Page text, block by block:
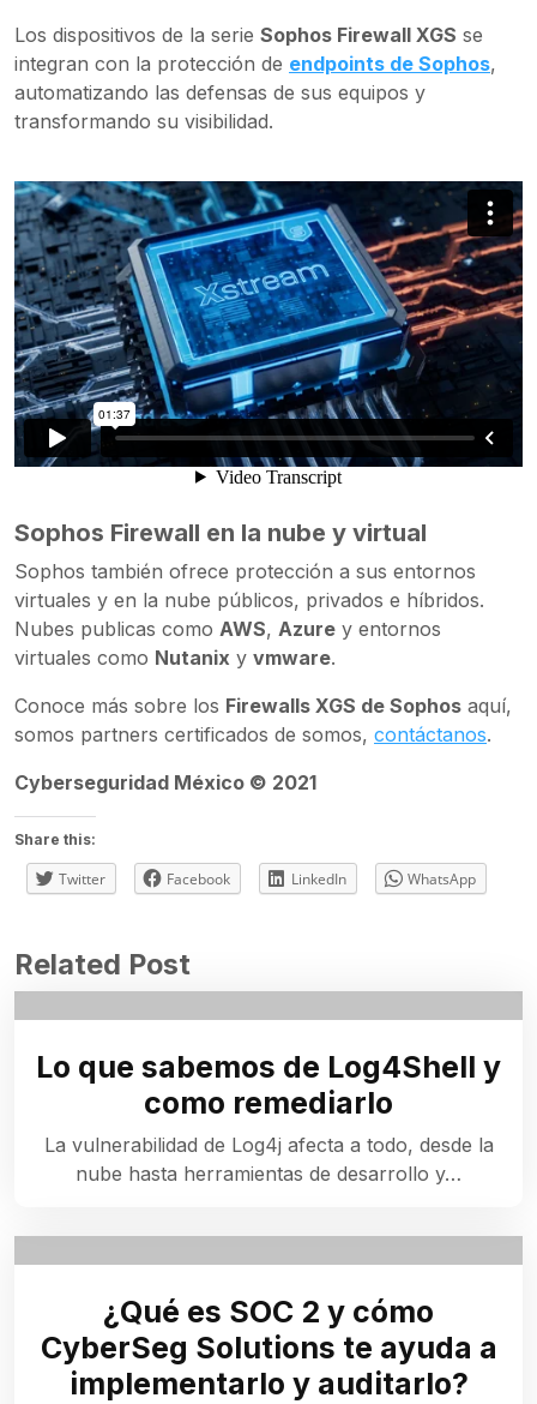
Los dispositivos de la serie Sophos Firewall XGS se
integran con la protección de endpoints de Sophos,
automatizando las defensas de sus equipos y
transformando su visibilidad.
Sophos Firewall en la nube y virtual
Sophos también ofrece protección a sus entornos
virtuales y en la nube públicos, privados e híbridos.
Nubes publicas como AWS, Azure y entornos
virtuales como Nutanix y vmware.
Conoce más sobre los Firewalls XGS de Sophos aquí,
somos partners certificados de somos, contáctanos.
Cyberseguridad México © 2021
Share this:
Twitter Facebook LinkedIn WhatsApp
Related Post
Lo que sabemos de Log4Shell y
como remediarlo
La vulnerabilidad de Log4j afecta a todo, desde la
nube hasta herramientas de desarrollo y…
¿Qué es SOC 2 y cómo
CyberSeg Solutions te ayuda a
implementarlo y auditarlo?